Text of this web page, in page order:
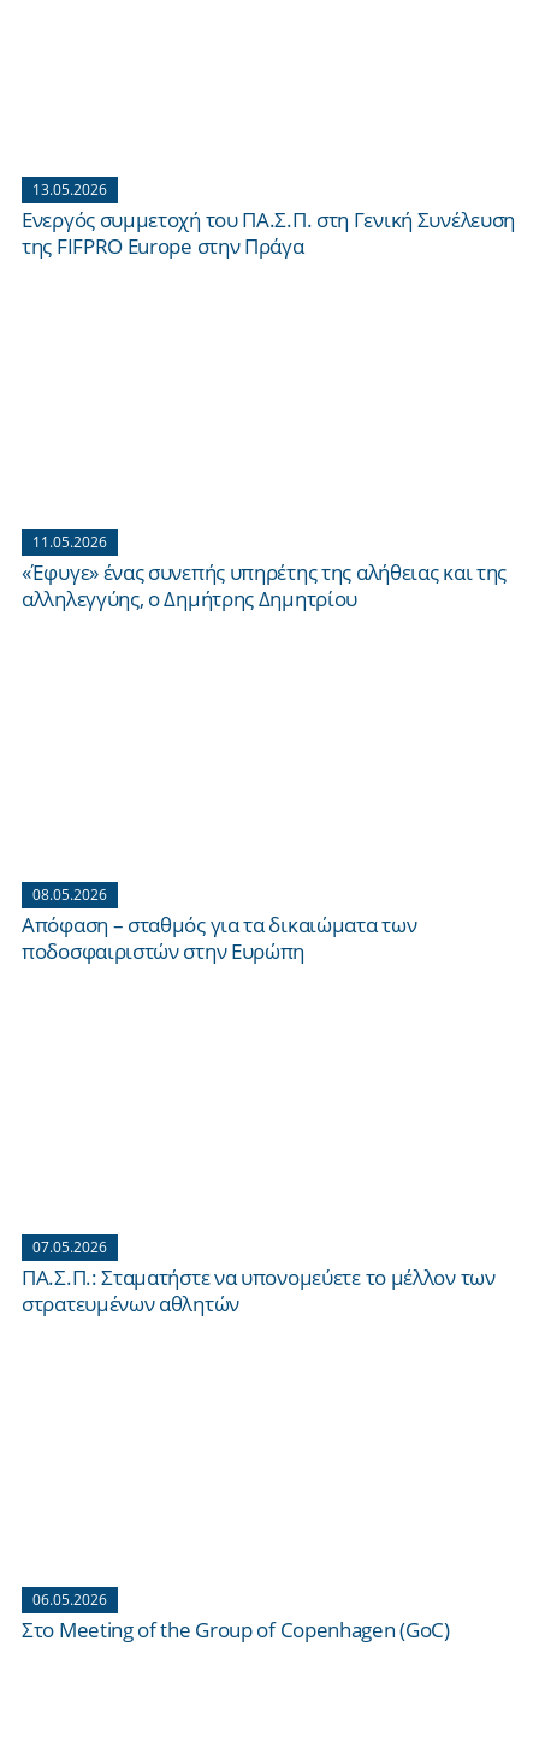
13.05.2026
Ενεργός συμμετοχή του ΠΑ.Σ.Π. στη Γενική Συνέλευση
της FIFPRO Europe στην Πράγα
11.05.2026
«Έφυγε» ένας συνεπής υπηρέτης της αλήθειας και της
αλληλεγγύης, ο Δημήτρης Δημητρίου
08.05.2026
Απόφαση – σταθμός για τα δικαιώματα των
ποδοσφαιριστών στην Ευρώπη
07.05.2026
ΠΑ.Σ.Π.: Σταματήστε να υπονομεύετε το μέλλον των
στρατευμένων αθλητών
06.05.2026
Στο Meeting of the Group of Copenhagen (GoC)